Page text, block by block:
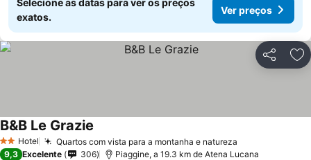
Selecione as datas para ver os preços
exatos.
Ver preços
Partilhar
2 Estrelas
Hotel Quartos com vista para a montanha e natureza
B&B Le Grazie
9,3 Excelente 306 Piaggine, a 19.3 km de Atena Lucana